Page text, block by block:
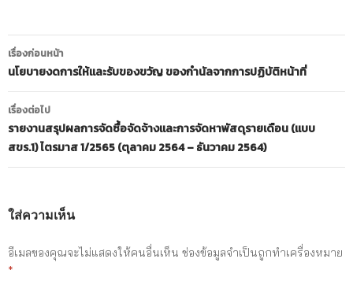
เมนู
นำทาง
เรื่อง
เรื่องก่อนหน้า
นโยบายงดการให้และรับของขวัญ ของกำนัลจากการปฏิบัติหน้าที่
เรื่องต่อไป
รายงานสรุปผลการจัดซื้อจัดจ้างและการจัดหาพัสดุรายเดือน (แบบ
สขร.1) ไตรมาส 1/2565 (ตุลาคม 2564 – ธันวาคม 2564)
ใส่ความเห็น
อีเมลของคุณจะไม่แสดงให้คนอื่นเห็น ช่องข้อมูลจำเป็นถูกทำเครื่องหมาย
*